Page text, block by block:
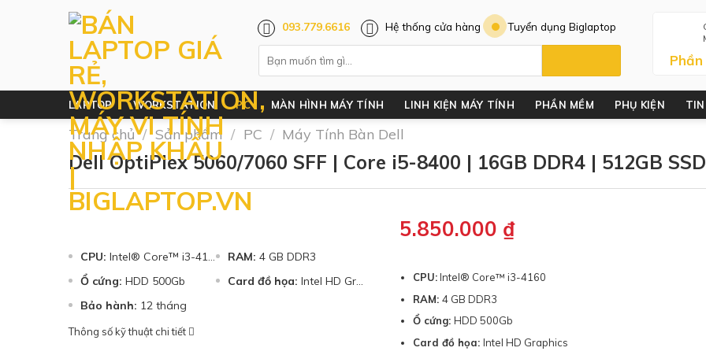
093.779.6616 Hệ thống cửa hàng Tuyển dụng Biglaptop
LAPTOP WORKSTATION PC MÀN HÌNH MÁY TÍNH LINH KIỆN MÁY TÍNH PHẦN MỀM PHỤ KIỆN
Trang chủ / Sản phẩm / PC / Máy Tính Bàn Dell
Dell OptiPlex 5060/7060 SFF | Core i5-8400 | 16GB DDR4 | 512GB SSD
CPU: Intel® Core™ i3-4160 RAM:4 GB DDR3
Ổ cứng: HDD 500Gb Card đồ họa:Intel HD Graphics
Bảo hành: 12 tháng
Thông số kỹ thuật chi tiết
5.850.000 ₫
CPU:Intel® Core™ i3-4160
RAM: 4 GB DDR3
Ổ cứng: HDD 500Gb
Card đồ họa: Intel HD Graphics